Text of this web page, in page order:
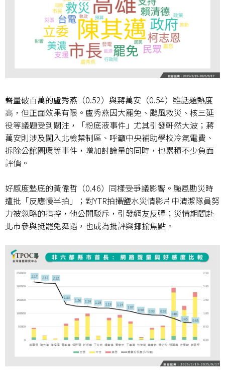
聲量破百萬的盧秀燕（0.52）與蔣萬安（0.54）雖話題熱度
高，但正面效果有限。盧秀燕因大罷免、颱風救災、核三延
役等議題受到關注，「粉底液事件」尤其引發軒然大波；蔣
萬安則涉及闖入北檢禁制區、呼籲中央補助學校冷氣電費、
拆除公館圓環等事件，增加討論量的同時，也累積不少負面
評價。
好感度墊底的黃偉哲（0.46）同樣受爭議影響。颱風勘災時
遭批「反應慢半拍」；對YTR拍攝鹽水災情影片中清潔隊員努
力被忽略的指控，他公開駁斥，引發網友反彈；災情期間赴
北市參與挺罷免舞蹈，也成為批評與揶揄焦點。